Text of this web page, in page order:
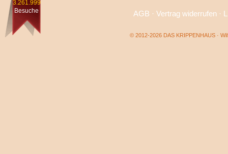
3.261.999
Besuche
AGB · Vertrag widerrufen·
© 2012-2026 DAS KRIPPENHAUS ·